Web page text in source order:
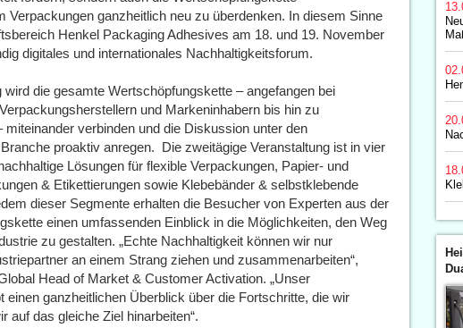
Verpackungen ganzheitlich neu zu überdenken. In diesem Sinne
Henkel Packaging Adhesives am 18. und 19. November
digitales und internationales Nachhaltigkeitsforum.
wird die gesamte Wertschöpfungskette – angefangen bei
und Markeninhabern bis hin zu
miteinander verbinden und die Diskussion unter den
proaktiv anregen. Die zweitägige Veranstaltung ist in vier
Lösungen für flexible Verpackungen, Papier- und
& Etikettierungen sowie Klebebänder & selbstklebende
dieser Segmente erhalten die Besucher von Experten aus der
einen umfassenden Einblick in die Möglichkeiten, den Weg
zu gestalten. „Echte Nachhaltigkeit können wir nur
an einem Strang ziehen und zusammenarbeiten“,
Head of Market & Customer Activation. „Unser
einen ganzheitlichen Überblick über die Fortschritte, die wir
auf das gleiche Ziel hinarbeiten“.